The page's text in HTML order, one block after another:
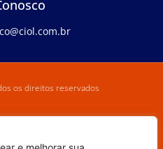
os direitos reservados